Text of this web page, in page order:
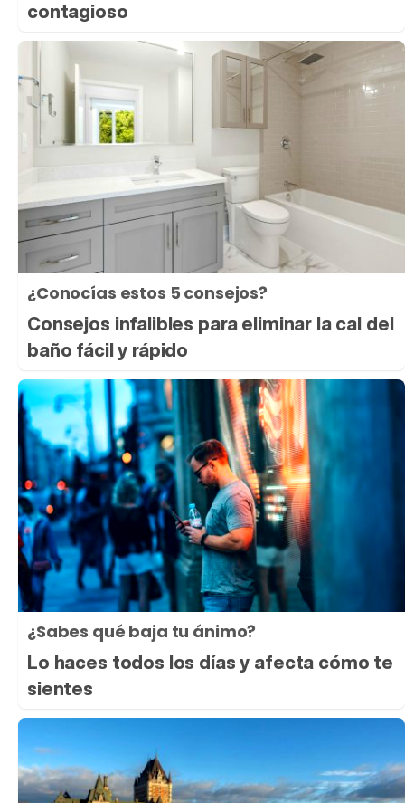
contagioso
¿Conocías estos 5 consejos?
Consejos infalibles para eliminar la cal del
baño fácil y rápido
¿Sabes qué baja tu ánimo?
Lo haces todos los días y afecta cómo te
sientes